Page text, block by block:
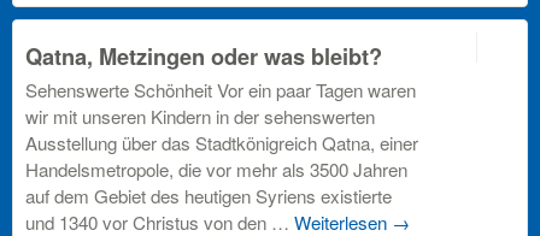
Qatna, Metzingen oder was bleibt?
Sehenswerte Schönheit Vor ein paar Tagen waren
wir mit unseren Kindern in der sehenswerten
Ausstellung über das Stadtkönigreich Qatna, einer
Handelsmetropole, die vor mehr als 3500 Jahren
auf dem Gebiet des heutigen Syriens existierte
und 1340 vor Christus von den … Weiterlesen →